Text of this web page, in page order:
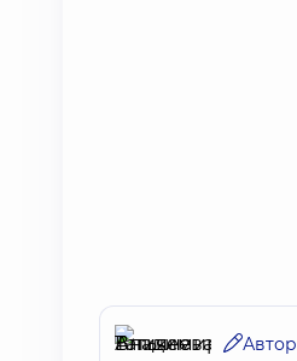
Автор